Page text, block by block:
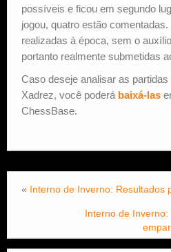
possíveis e ficou em segundo
jogou, quatro estão
realizadas à época, sem o
portanto realmente submetidas
Caso deseje analisar as
Xadrez, você poderá baixá-las
ChessBase.
« Interno de Inverno: Resultados
Interno de